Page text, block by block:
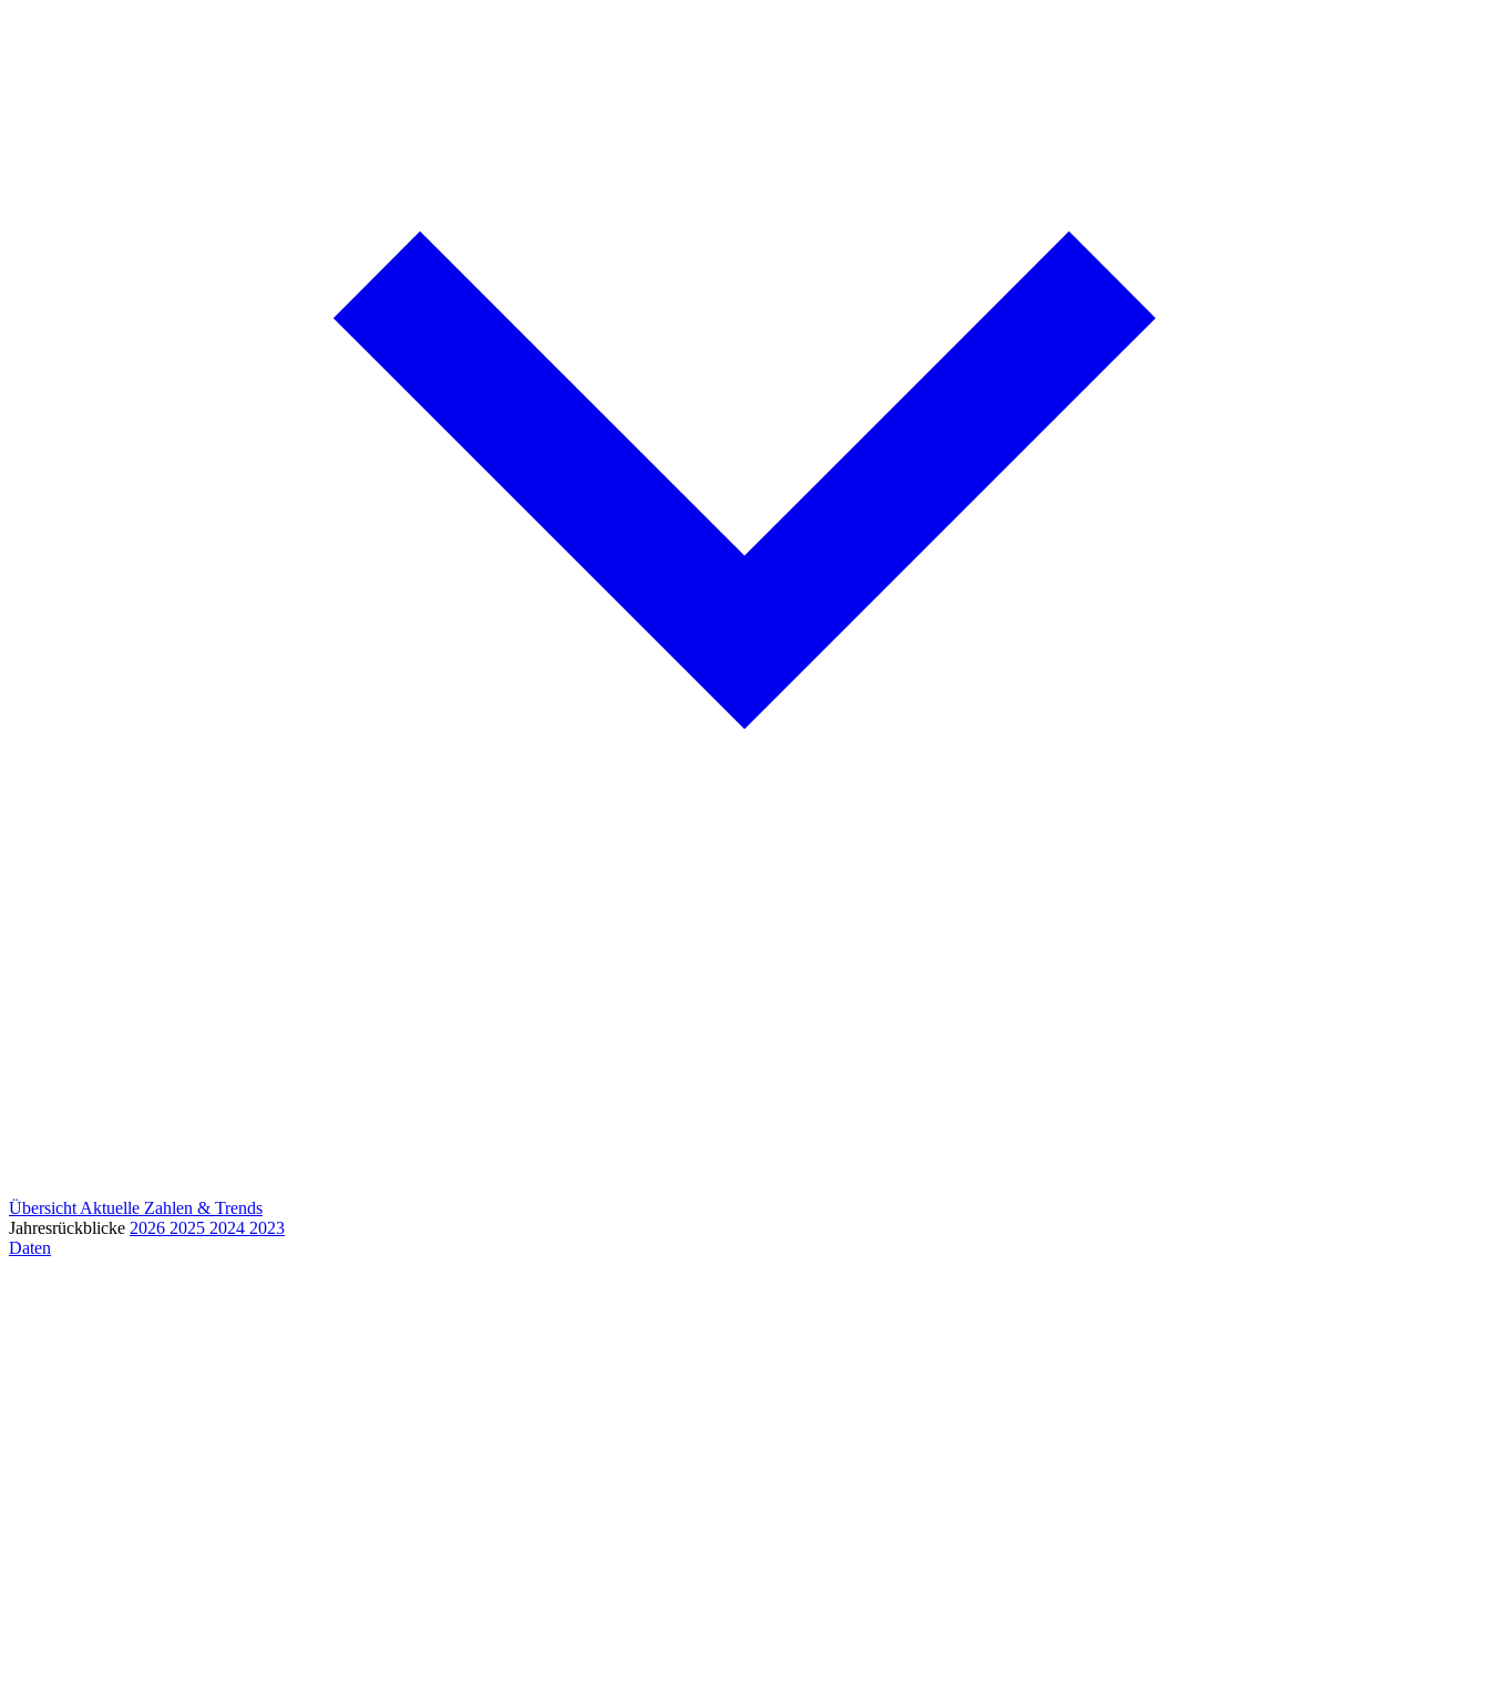
Übersicht Aktuelle Zahlen & Trends
Jahresrückblicke 2026 2025 2024 2023
Daten